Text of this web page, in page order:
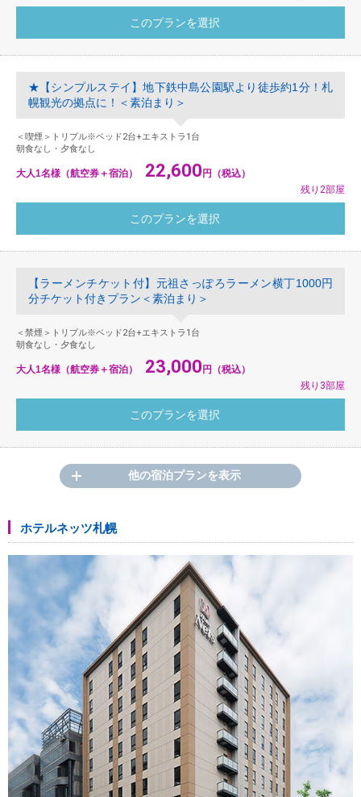
★【シンプルステイ】地下鉄中島公園駅より徒歩約1分！札
幌観光の拠点に！＜素泊まり＞
＜喫煙＞トリプル※ベッド2台+エキストラ1台
朝食なし・夕食なし
大人1名様（航空券＋宿泊） 22,600円（税込）
残り2部屋
【ラーメンチケット付】元祖さっぽろラーメン横丁1000円
分チケット付きプラン＜素泊まり＞
＜禁煙＞トリプル※ベッド2台+エキストラ1台
朝食なし・夕食なし
大人1名様（航空券＋宿泊） 23,000円（税込）
残り3部屋
他の宿泊プランを表示
ホテルネッツ札幌